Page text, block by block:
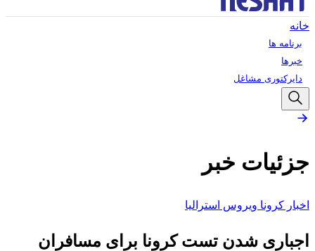
خانه
برنامه ها
خبرها
دایرکتوری مشاغل
جزئیات خبر
اخبار کرونا ویروس استرالیا
اجباری شدن تست کرونا برای مسافران